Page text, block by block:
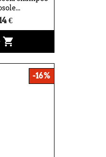
€
shopping_cart
-16%